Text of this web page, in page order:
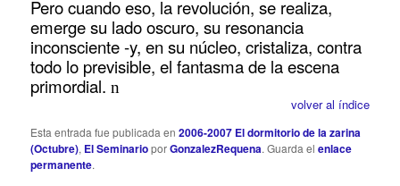
Pero cuando eso, la revolución, se realiza,
emerge su lado oscuro, su resonancia
inconsciente -y, en su núcleo, cristaliza, contra
todo lo previsible, el fantasma de la escena
primordial.n
volver al índice
Esta entrada fue publicada en2006-2007 El dormitorio de la zarina
(Octubre), El SeminarioporGonzalezRequena. Guarda elenlace
permanente.